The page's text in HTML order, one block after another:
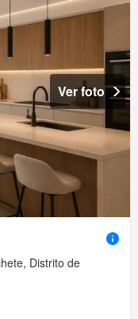
Ver foto
Distrito de